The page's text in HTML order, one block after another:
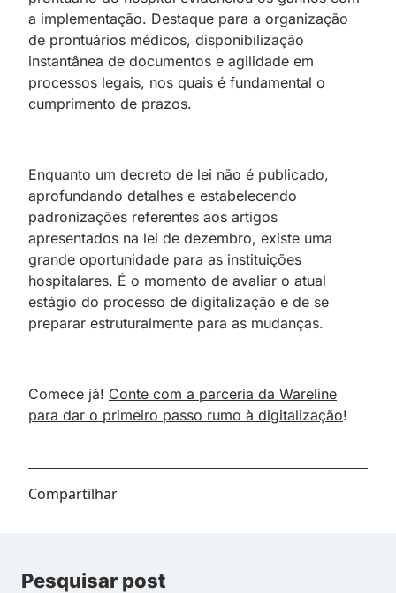
a implementação. Destaque para a organização
de prontuários médicos, disponibilização
instantânea de documentos e agilidade em
processos legais, nos quais é fundamental o
cumprimento de prazos.
Enquanto um decreto de lei não é publicado,
aprofundando detalhes e estabelecendo
padronizações referentes aos artigos
apresentados na lei de dezembro, existe uma
grande oportunidade para as instituições
hospitalares. É o momento de avaliar o atual
estágio do processo de digitalização e de se
preparar estruturalmente para as mudanças.
Comece já! Conte com a parceria da Wareline
para dar o primeiro passo rumo à digitalização!
Compartilhar
Pesquisar post